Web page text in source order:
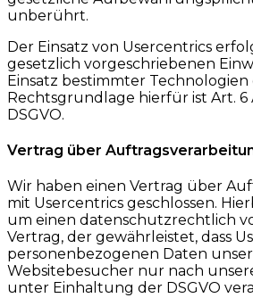
unberührt.
Der Einsatz von Usercentrics
gesetzlich vorgeschriebenen
Einsatz bestimmter
Rechtsgrundlage hierfür ist Art. 6
DSGVO.
Vertrag über
Wir haben einen Vertrag über
mit Usercentrics geschlossen.
um einen datenschutzrechtlich
Vertrag, der gewährleistet, dass
personenbezogenen Daten
Websitebesucher nur nach
unter Einhaltung der DSGVO